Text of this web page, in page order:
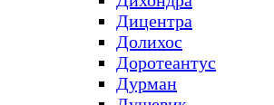
Дицентра
Долихос
Доротеантус
Дурман